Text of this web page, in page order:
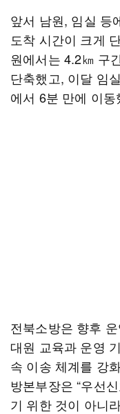
앞서 남원, 임실 등
도착 시간이 크게
원에서는 4.2㎞ 구
단축했고, 이달 임
에서 6분 만에 이동
전북소방은 향후
대원 교육과 운영
속 이송 체계를 강
방본부장은 “우선
기 위한 것이 아니